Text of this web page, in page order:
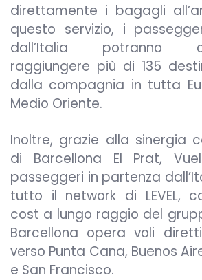
direttamente i bagagli
questo servizio, i
dall’Italia potranno
raggiungere più di 135
dalla compagnia in tutta
Medio Oriente.
Inoltre, grazie alla sinergia
di Barcellona El Prat,
passeggeri in partenza
tutto il network di LEVEL,
cost a lungo raggio del
Barcellona opera voli
verso Punta Cana, Buenos
e San Francisco.